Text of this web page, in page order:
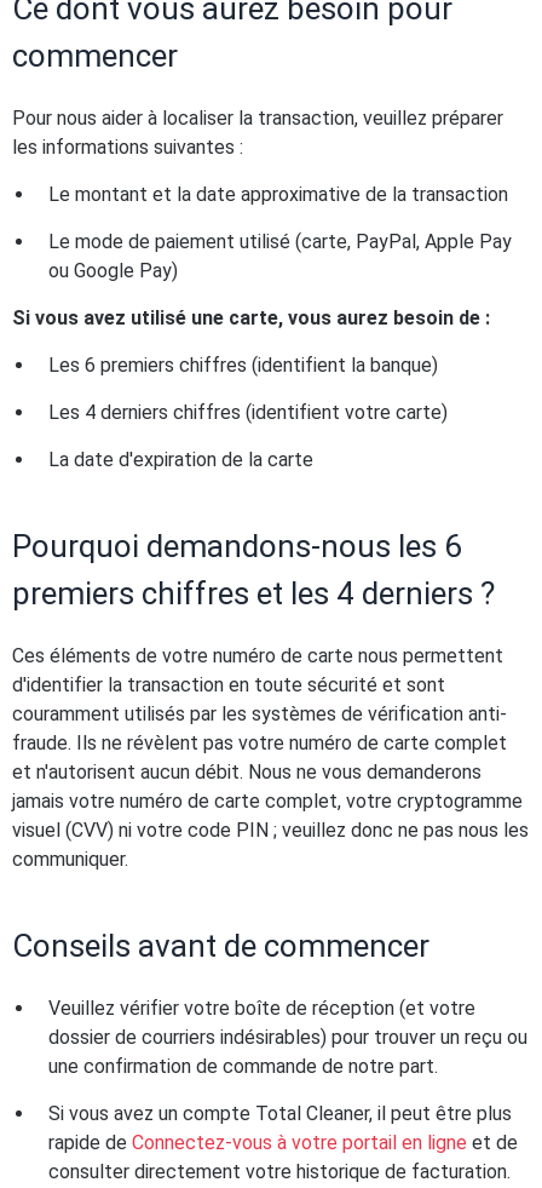
Ce dont vous aurez besoin pour
commencer
Pour nous aider à localiser la transaction, veuillez préparer
les informations suivantes :
Le montant et la date approximative de la transaction
Le mode de paiement utilisé (carte, PayPal, Apple Pay
ou Google Pay)
Si vous avez utilisé une carte, vous aurez besoin de :
Les 6 premiers chiffres (identifient la banque)
Les 4 derniers chiffres (identifient votre carte)
La date d'expiration de la carte
Pourquoi demandons-nous les 6
premiers chiffres et les 4 derniers ?
Ces éléments de votre numéro de carte nous permettent
d'identifier la transaction en toute sécurité et sont
couramment utilisés par les systèmes de vérification anti-
fraude. Ils ne révèlent pas votre numéro de carte complet
et n'autorisent aucun débit. Nous ne vous demanderons
jamais votre numéro de carte complet, votre cryptogramme
visuel (CVV) ni votre code PIN ; veuillez donc ne pas nous les
communiquer.
Conseils avant de commencer
Veuillez vérifier votre boîte de réception (et votre
dossier de courriers indésirables) pour trouver un reçu ou
une confirmation de commande de notre part.
Si vous avez un compte Total Cleaner, il peut être plus
rapide de Connectez-vous à votre portail en ligne et de
consulter directement votre historique de facturation.